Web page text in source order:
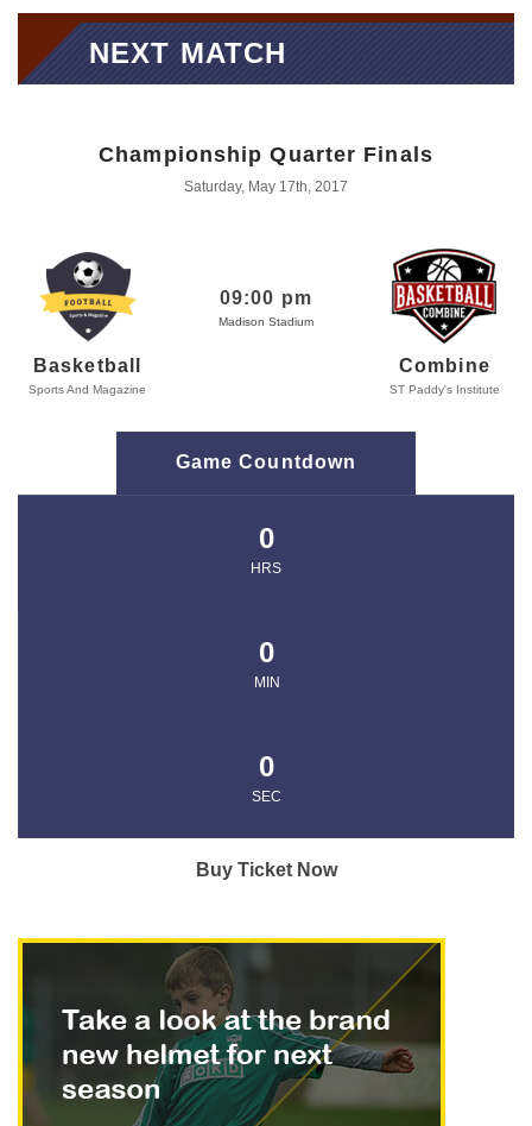
NEXT MATCH
Championship Quarter Finals
Saturday, May 17th, 2017
Basketball
Sports And Magazine
09:00 pm
Madison Stadium
Combine
ST Paddy's Institute
Game Countdown
0
HRS
0
MIN
0
SEC
Buy Ticket Now